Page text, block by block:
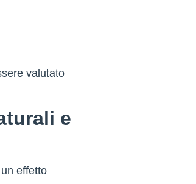
valutato
e
effetto